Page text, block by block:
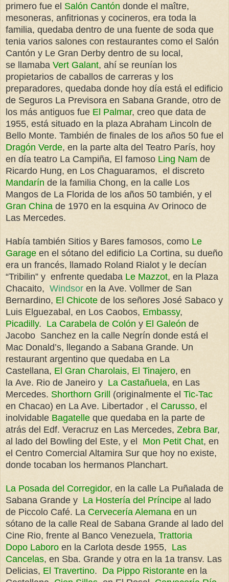
primero fue el Salón Cantón donde el maître,
mesoneras, anfitrionas y cocineros, era toda la
familia, quedaba dentro de una fuente de soda que
tenia varios salones con restaurantes como el Salón
Cantón y Le Gran Derby dentro de su local,
se llamaba Vert Galant, ahí se reunían los
propietarios de caballos de carreras y los
preparadores, quedaba donde hoy día está el edificio
de Seguros La Previsora en Sabana Grande, otro de
los más antiguos fue El Palmar, creo que data de
1955, está situado en la plaza Abraham Lincoln de
Bello Monte. También de finales de los años 50 fue el
Dragón Verde, en la parte alta del Teatro París, hoy
en día teatro La Campiña, El famoso Ling Nam de
Ricardo Hung, en Los Chaguaramos, el discreto
Mandarín de la familia Chong, en la calle Los
Mangos de La Florida de los años 50 también, y el
Gran China de 1970 en la esquina Av Orinoco de
Las Mercedes.
Había también Sitios y Bares famosos, como Le
Garage en el sótano del edificio La Cortina, su dueño
era un francés, llamado Roland Rialot y le decían
“Tribilin” y enfrente quedaba Le Mazzot, en la Plaza
Chacaito, Windsor en la Ave. Vollmer de San
Bernardino, El Chicote de los señores José Sabaco y
Luis Elguezabal, en Los Caobos, Embassy,
Picadilly. La Carabela de Colón y El Galeón de
Jacobo Sanchez en la calle Negrín donde está el
Mac Donald’s, llegando a Sabana Grande. Un
restaurant argentino que quedaba en La
Castellana, El Gran Charolais, El Tinajero, en
la Ave. Rio de Janeiro y La Castañuela, en Las
Mercedes. Shorthorn Grill (originalmente el Tic-Tac
en Chacao) en La Ave. Libertador , el Carusso, el
inolvidable Bagatelle que quedaba en la parte de
atrás del Edf. Veracruz en Las Mercedes, Zebra Bar,
al lado del Bowling del Este, y el Mon Petit Chat, en
el Centro Comercial Altamira Sur que hoy no existe,
donde tocaban los hermanos Planchart.
La Posada del Corregidor, en la calle La Puñalada de
Sabana Grande y La Hostería del Príncipe al lado
de Piccolo Café. La Cervecería Alemana en un
sótano de la calle Real de Sabana Grande al lado del
Cine Rio, frente al Banco Venezuela, Trattoria
Dopo Laboro en la Carlota desde 1955, Las
Cancelas, en Sba. Grande y otra en la 1a transv. Las
Delicias, El Travertino. Da Pippo Ristorante en la